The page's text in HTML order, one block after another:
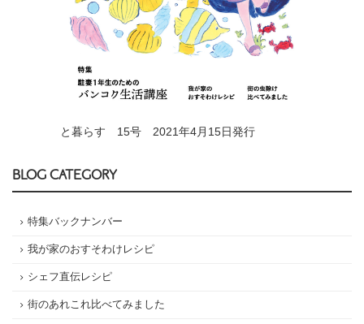
と暮らす 15号 2021年4月15日発行
BLOG CATEGORY
特集バックナンバー
我が家のおすそわけレシピ
シェフ直伝レシピ
街のあれこれ比べてみました